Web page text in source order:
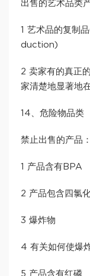
出售的艺术品类
1 艺术品的复制
duction)
2 卖家有的真正
家清楚地显著地
14、危险物品类
禁止出售的产品：
1 产品含有BPA
2 产品包含四氯
3 爆炸物
4 有关如何使爆
5 产品含有红磷